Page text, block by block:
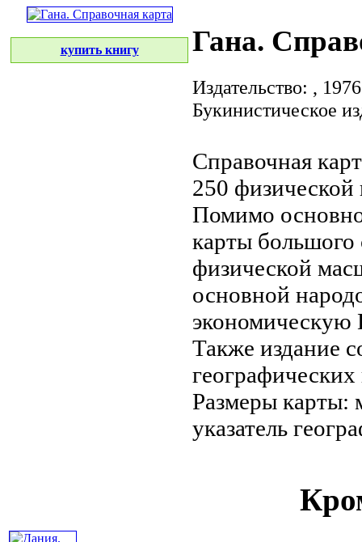
купить книгу Гана.
Издательство: ,
Букинистическое
Справочная
250 физической
Помимо
карты большого
физической
основной
экономическую
Также издание
Размеры карты:
указатель